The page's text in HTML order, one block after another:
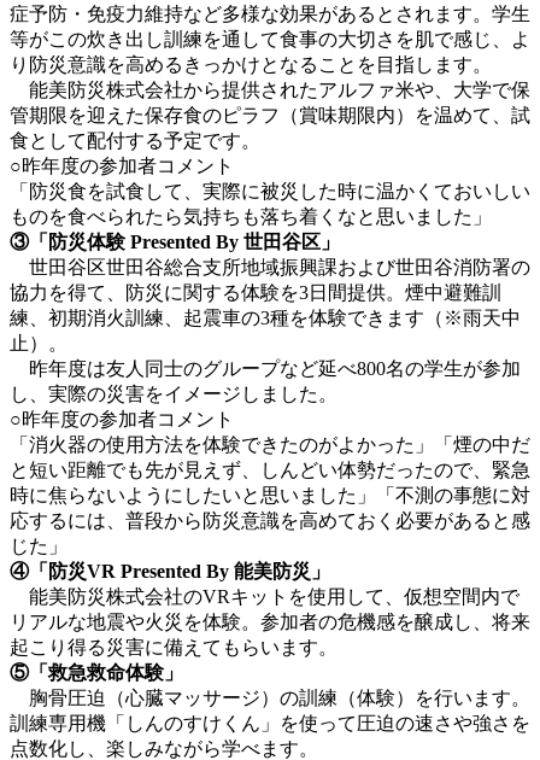
症予防・免疫力維持など多様な効果があるとされます。学生
等がこの炊き出し訓練を通して食事の大切さを肌で感じ、よ
り防災意識を高めるきっかけとなることを目指します。
能美防災株式会社から提供されたアルファ米や、大学で保
管期限を迎えた保存食のピラフ
（賞味期限内）
を温めて、試
食として配付する予定です。
○昨年度の参加者コメント
「防災食を試食して、実際に被災した時に温かくておいしい
ものを食べられたら気持ちも落ち着くなと思いました」
③「防災体験Presented By 世田谷区」
世田谷区世田谷総合支所地域振興課および世田谷消防署の
協力を得て、防災に関する体験を3日間提供。煙中避難訓
練、初期消火訓練、起震車の3種を体験できます（※雨天中
止）。
昨年度は友人同士のグループなど延べ800名の学生が参加
し、実際の災害をイメージしました。
○昨年度の参加者コメント
「消火器の使用方法を体験できたのがよかった」「煙の中だ
と短い距離でも先が見えず、しんどい体勢だったので、緊急
時に焦らないようにしたいと思いました」「不測の事態に対
応するには、普段から防災意識を高めておく必要があると感
じた」
④「防災VR Presented By 能美防災」
能美防災株式会社のVRキットを使用して、仮想空間内で
リアルな地震や火災を体験。参加者の危機感を醸成し、将来
起こり得る災害に備えてもらいます。
⑤「救急救命体験」
胸骨圧迫（心臓マッサージ）の訓練（体験）を行います。
訓練専用機「しんのすけくん」を使って圧迫の速さや強さを
点数化し、楽しみながら学べます。